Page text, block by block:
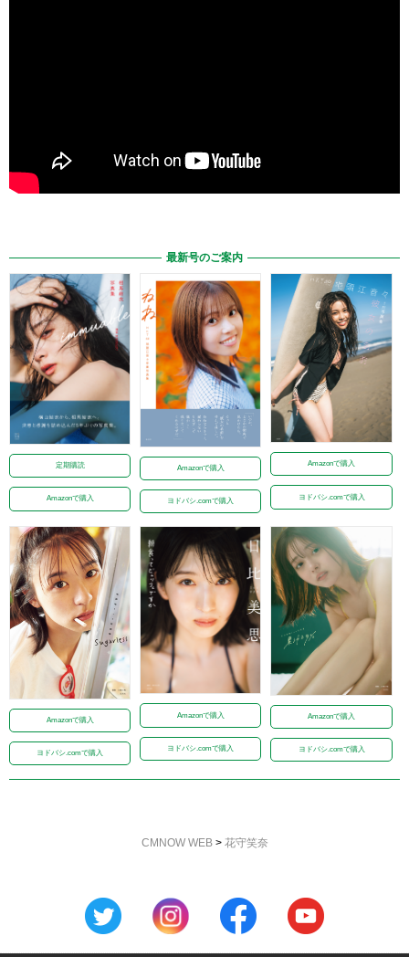
最新号のご案内
定期購読
Amazonで購入
Amazonで購入
ヨドバシ.comで購入
Amazonで購入
ヨドバシ.comで購入
Amazonで購入
ヨドバシ.comで購入
Amazonで購入
ヨドバシ.comで購入
Amazonで購入
ヨドバシ.comで購入
CMNOW WEB> 花守笑奈